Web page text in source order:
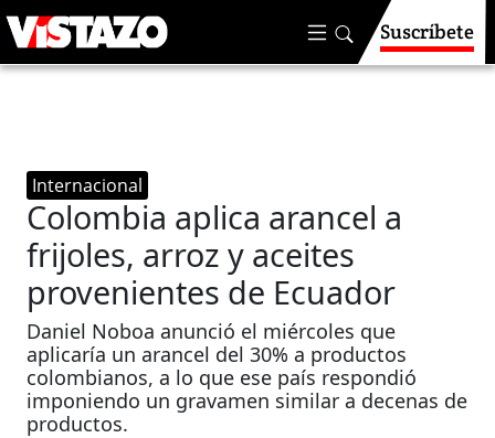
Suscríbete
Internacional
Colombia aplica arancel a
frijoles, arroz y aceites
provenientes de Ecuador
Daniel Noboa anunció el miércoles que
aplicaría un arancel del 30% a productos
colombianos, a lo que ese país respondió
imponiendo un gravamen similar a decenas de
productos.